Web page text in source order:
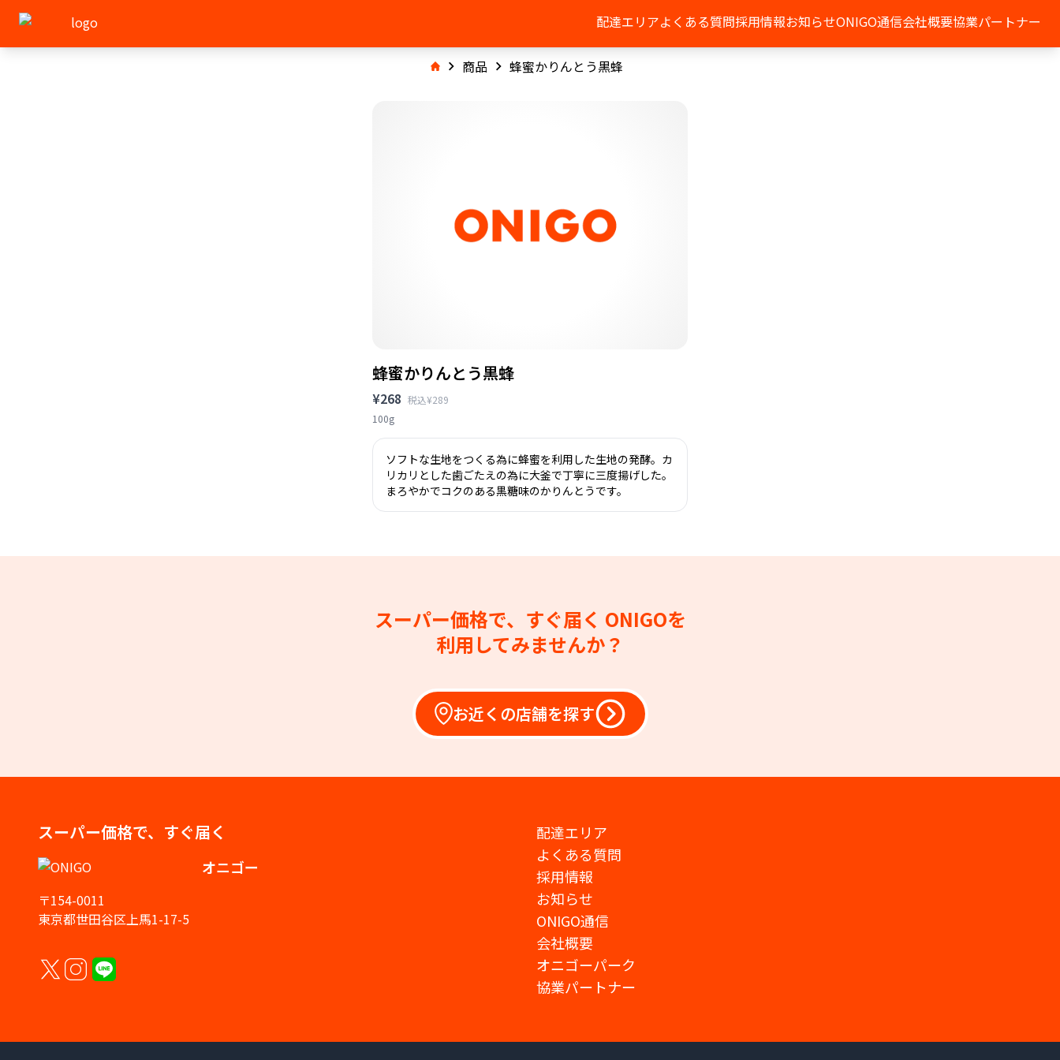
配達エリアよくある質問採用情報お知らせONIGO通信会社概要協業パートナー
商品 蜂蜜かりんとう黒蜂
蜂蜜かりんとう黒蜂
¥268 税込¥289
100g
ソフトな生地をつくる為に蜂蜜を利用した生地の発酵。カ
リカリとした歯ごたえの為に大釜で丁寧に三度揚げした。
まろやかでコクのある黒糖味のかりんとうです。
スーパー価格で、すぐ届く ONIGOを
利用してみませんか？
お近くの店舗を探す
スーパー価格で、すぐ届く
オニゴー
〒154-0011
東京都世田谷区上馬1-17-5
配達エリア
よくある質問
採用情報
お知らせ
ONIGO通信
会社概要
オニゴーパーク
協業パートナー